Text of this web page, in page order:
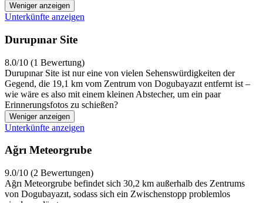
Weniger anzeigen
Unterkünfte anzeigen
Durupınar Site
8.0/10 (1 Bewertung)
Durupınar Site ist nur eine von vielen Sehenswürdigkeiten der
Gegend, die 19,1 km vom Zentrum von Dogubayazıt entfernt ist –
wie wäre es also mit einem kleinen Abstecher, um ein paar
Erinnerungsfotos zu schießen?
Weniger anzeigen
Unterkünfte anzeigen
Ağrı Meteorgrube
9.0/10 (2 Bewertungen)
Ağrı Meteorgrube befindet sich 30,2 km außerhalb des Zentrums
von Dogubayazıt, sodass sich ein Zwischenstopp problemlos